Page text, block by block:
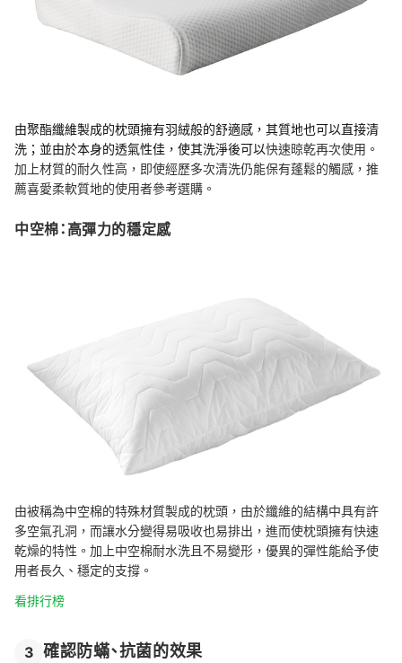
由聚酯纖維製成的枕頭擁有羽絨般的舒適感，其質地也可以直接清
洗；並由於本身的透氣性佳，使其洗淨後可以快速晾乾再次使用。
加上材質的耐久性高，即使經歷多次清洗仍能保有蓬鬆的觸感，推
薦喜愛柔軟質地的使用者參考選購。
中空棉：高彈力的穩定感
由被稱為中空棉的特殊材質製成的枕頭，由於纖維的結構中具有許
多空氣孔洞，而讓水分變得易吸收也易排出，進而使枕頭擁有快速
乾燥的特性。加上中空棉耐水洗且不易變形，優異的彈性能給予使
用者長久、穩定的支撐。
看排行榜
3 確認防蟎、抗菌的效果